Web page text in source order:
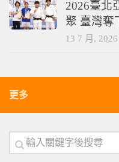
2026臺北
聚 臺灣奪
13 7 月, 2026
更多